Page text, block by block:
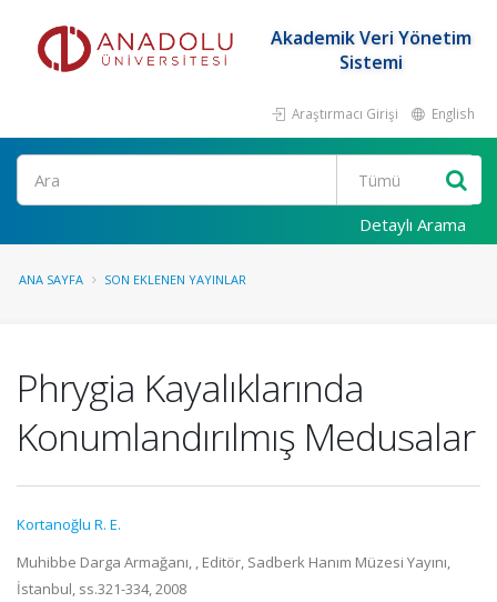
Akademik Veri Yönetim
Sistemi
Araştırmacı Girişi English
Ara
Detaylı Arama
ANA SAYFA SON EKLENEN YAYINLAR
Phrygia Kayalıklarında
Konumlandırılmış Medusalar
Kortanoğlu R. E.
Muhibbe Darga Armağanı, , Editör, Sadberk Hanım Müzesi Yayını,
İstanbul, ss.321-334, 2008